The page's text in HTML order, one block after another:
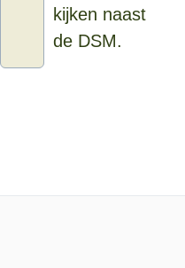
kijken naast
de DSM.